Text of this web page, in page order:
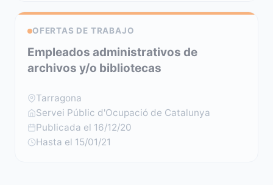
OFERTAS DE TRABAJO
Empleados administrativos de
archivos y/o bibliotecas
Tarragona
Servei Públic d'Ocupació de Catalunya
Publicada el 16/12/20
Hasta el 15/01/21